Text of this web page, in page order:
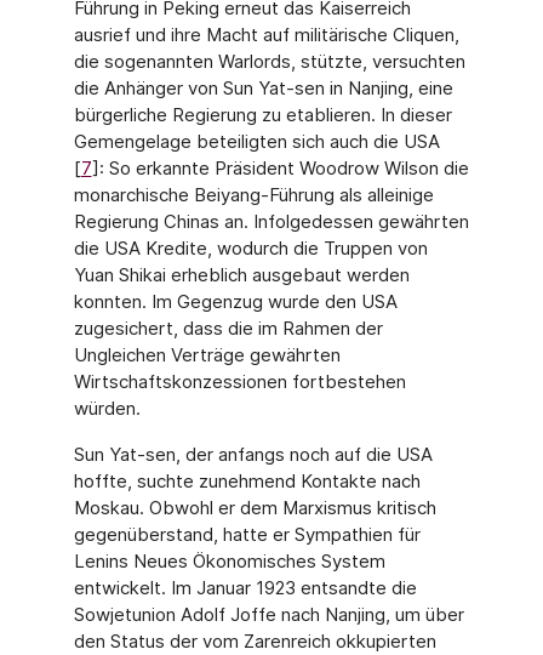
Führung in Peking erneut das Kaiserreich
ausrief und ihre Macht auf militärische Cliquen,
die sogenannten Warlords, stützte, ver­suchten
die Anhänger von Sun Yat-sen in Nanjing, eine
bürgerliche Regierung zu etablie­ren. In dieser
Gemengelage beteiligten sich auch die USA
[7]: So erkannte Präsident Woo­drow Wilson die
monarchische Beiyang-Führung als alleinige
Regierung Chinas an. Infol­gedessen gewährten
die USA Kredite, wodurch die Truppen von
Yuan Shikai erheblich ausgebaut werden
konnten. Im Gegenzug wurde den USA
zugesichert, dass die im Rah­men der
Ungleichen Verträge gewährten
Wirtschaftskonzessionen fortbestehen
würden.
Sun Yat-sen, der anfangs noch auf die USA
hoffte, suchte zunehmend Kontakte nach
Moskau. Obwohl er dem Marxismus kritisch
gegenüberstand, hatte er Sympathien für
Lenins Neues Ökonomisches System
entwickelt. Im Januar 1923 entsandte die
Sowjet­union Adolf Joffe nach Nanjing, um über
den Status der vom Zarenreich okkupierten